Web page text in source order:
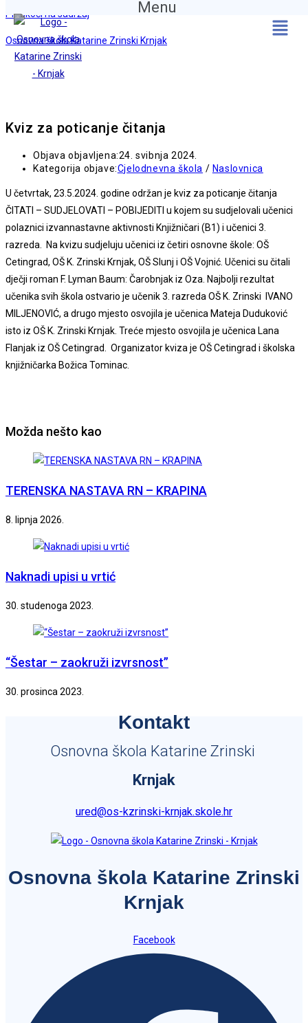
Preskoči na sadržaj
Osnovna škola Katarine Zrinski Krnjak
Menu
Kviz za poticanje čitanja
Objava objavljena:24. svibnja 2024.
Kategorija objave:Cjelodnevna škola / Naslovnica
U četvrtak, 23.5.2024. godine održan je kviz za poticanje čitanja
ČITATI – SUDJELOVATI – POBIJEDITI u kojem su sudjelovali učenici
polaznici izvannastavne aktivnosti Knjižničari (B1) i učenici 3.
razreda. Na kvizu sudjeluju učenici iz četiri osnovne škole: OŠ
Cetingrad, OŠ K. Zrinski Krnjak, OŠ Slunj i OŠ Vojnić. Učenici su čitali
dječji roman F. Lyman Baum: Čarobnjak iz Oza. Najbolji rezultat
učenika svih škola ostvario je učenik 3. razreda OŠ K. Zrinski IVANO
MILJENOVIĆ, a drugo mjesto osvojila je učenica Mateja Duduković
isto iz OŠ K. Zrinski Krnjak. Treće mjesto osvojila je učenica Lana
Flanjak iz OŠ Cetingrad. Organizator kviza je OŠ Cetingrad i školska
knjižničarka Božica Tominac.
Možda nešto kao
TERENSKA NASTAVA RN – KRAPINA
8. lipnja 2026.
Naknadi upisi u vrtić
30. studenoga 2023.
“Šestar – zaokruži izvrsnost”
30. prosinca 2023.
Kontakt
Osnovna škola Katarine Zrinski
Krnjak
ured@os-kzrinski-krnjak.skole.hr
Osnovna škola Katarine Zrinski
Krnjak
Facebook